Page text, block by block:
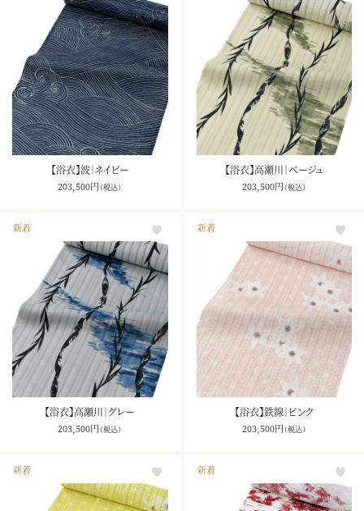
【浴衣】波｜ネイビー
203,500円 （税込）
【浴衣】高瀬川｜ベージュ
203,500円 （税込）
新着
【浴衣】高瀬川｜グレー
203,500円 （税込）
新着
【浴衣】鉄線｜ピンク
203,500円 （税込）
新着 新着
お買い物を続ける カートへ進む